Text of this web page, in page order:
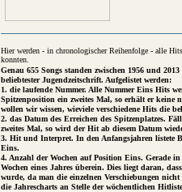
Hier werden - in chronologischer Reihenfolge - alle
konnten.
Genau 655 Songs standen zwischen 1956 und
beliebtester Jugendzeitschrift. Aufgelistet werden:
1. die laufende Nummer. Alle Nummer Eins Hits
Spitzenposition ein zweites Mal, so erhält er keine
wollen wir wissen, wieviele verschiedene Hits die
2. das Datum des Erreichen des Spitzenplatzes.
zweites Mal, so wird der Hit ab diesem Datum
3. Hit und Interpret. In den Anfangsjahren listete
Eins.
4. Anzahl der Wochen auf Position Eins. Gerade
Wochen eines Jahres überein. Dies liegt daran,
wurde, da man die einzelnen Verschiebungen
die Jahrescharts an Stelle der wöchentlichen